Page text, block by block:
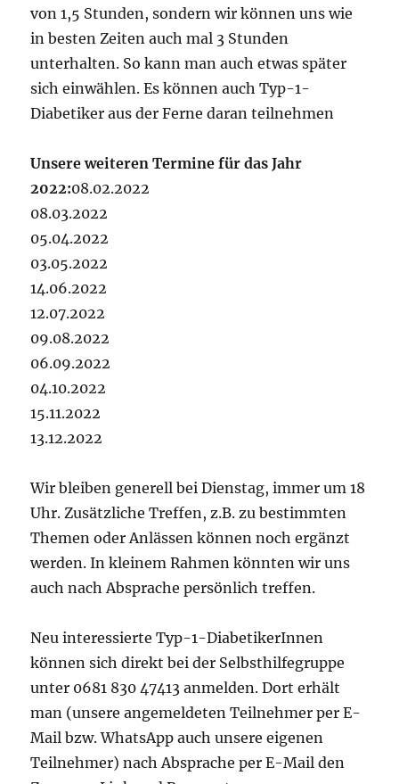
von 1,5 Stunden, sondern wir können uns wie
in besten Zeiten auch mal 3 Stunden
unterhalten. So kann man auch etwas später
sich einwählen. Es können auch Typ-1-
Diabetiker aus der Ferne daran teilnehmen
Unsere weiteren Termine für das Jahr
2022:08.02.2022
08.03.2022
05.04.2022
03.05.2022
14.06.2022
12.07.2022
09.08.2022
06.09.2022
04.10.2022
15.11.2022
13.12.2022
Wir bleiben generell bei Dienstag, immer um 18
Uhr. Zusätzliche Treffen, z.B. zu bestimmten
Themen oder Anlässen können noch ergänzt
werden. In kleinem Rahmen könnten wir uns
auch nach Absprache persönlich treffen.
Neu interessierte Typ-1-DiabetikerInnen
können sich direkt bei der Selbsthilfegruppe
unter 0681 830 47413 anmelden. Dort erhält
man (unsere angemeldeten Teilnehmer per E-
Mail bzw. WhatsApp auch unsere eigenen
Teilnehmer) nach Absprache per E-Mail den